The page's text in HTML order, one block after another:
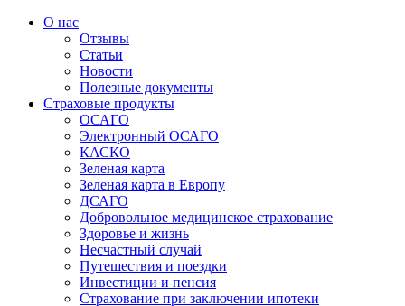
О нас
Отзывы
Статьи
Новости
Полезные документы
Страховые продукты
ОСАГО
Электронный ОСАГО
КАСКО
Зеленая карта
Зеленая карта в Европу
ДСАГО
Добровольное медицинское страхование
Здоровье и жизнь
Несчастный случай
Путешествия и поездки
Инвестиции и пенсия
Страхование при заключении ипотеки